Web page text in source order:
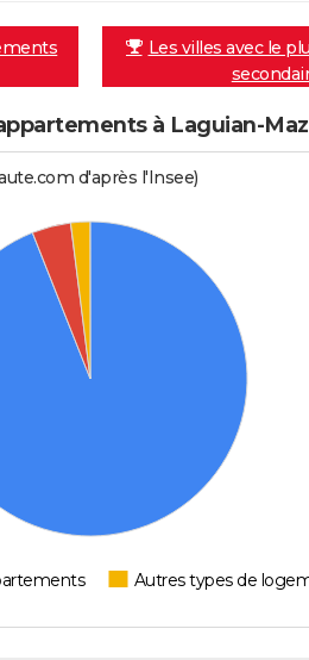
Les villes avec le
à Laguian-
d'après l'Insee)
Autres types de